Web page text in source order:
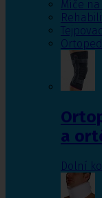
Míče
a
Dolní